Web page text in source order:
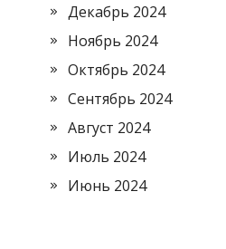
Декабрь 2024
Ноябрь 2024
Октябрь 2024
Сентябрь 2024
Август 2024
Июль 2024
Июнь 2024